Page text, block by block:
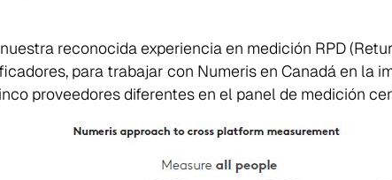
reconocida experiencia en medición RPD (
para trabajar con Numeris en Canadá en la
proveedores diferentes en el panel de medición